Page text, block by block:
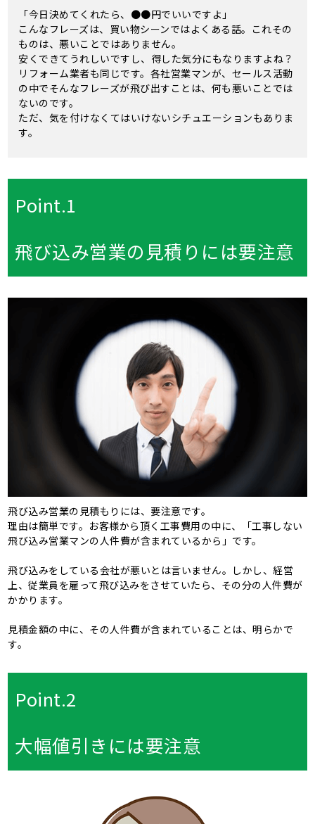
「今日決めてくれたら、●●円でいいですよ」
こんなフレーズは、買い物シーンではよくある話。これその
ものは、悪いことではありません。
安くできてうれしいですし、得した気分にもなりますよね？
リフォーム業者も同じです。各社営業マンが、セールス活動
の中でそんなフレーズが飛び出すことは、何も悪いことでは
ないのです。
ただ、気を付けなくてはいけないシチュエーションもありま
す。
Point.1
飛び込み営業の見積りには要注意
飛び込み営業の見積もりには、要注意です。
理由は簡単です。お客様から頂く工事費用の中に、「工事しない
飛び込み営業マンの人件費が含まれているから」です。
飛び込みをしている会社が悪いとは言いません。しかし、経営
上、従業員を雇って飛び込みをさせていたら、その分の人件費が
かかります。
見積金額の中に、その人件費が含まれていることは、明らかで
す。
Point.2
大幅値引きには要注意